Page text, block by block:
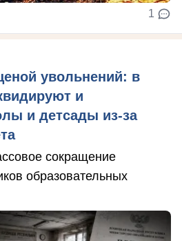
1
увольнений: в
и
и детсады из-за
сокращение
образовательных